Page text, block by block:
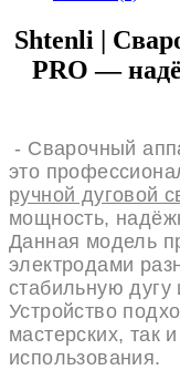
Shtenli |
PRO—
- Сварочный
это
ручной дуговой
мощность,
Данная модель
электродами
стабильную дугу
Устройство
мастерских, так
использования.